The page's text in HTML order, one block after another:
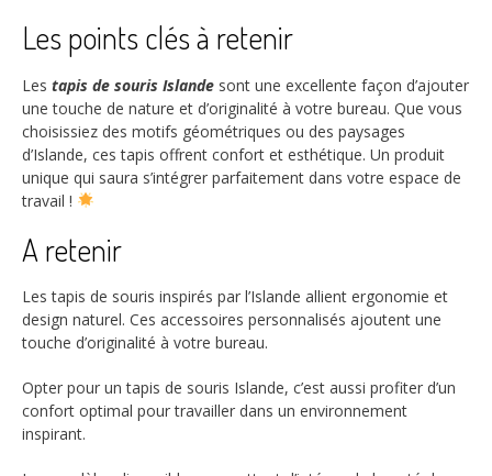
Les points clés à retenir
Les tapis de souris Islande sont une excellente façon d’ajouter
une touche de nature et d’originalité à votre bureau. Que vous
choisissiez des motifs géométriques ou des paysages
d’Islande, ces tapis offrent confort et esthétique. Un produit
unique qui saura s’intégrer parfaitement dans votre espace de
travail !
A retenir
Les tapis de souris inspirés par l’Islande allient ergonomie et
design naturel. Ces accessoires personnalisés ajoutent une
touche d’originalité à votre bureau.
Opter pour un tapis de souris Islande, c’est aussi profiter d’un
confort optimal pour travailler dans un environnement
inspirant.